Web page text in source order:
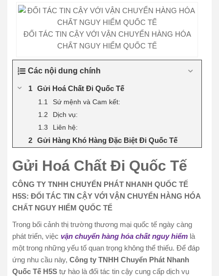
ĐỐI TÁC TIN CẬY VỚI VẬN CHUYỂN HÀNG HÓA
CHẤT NGUY HIỂM QUỐC TẾ
Các nội dung chính
Gửi Hoá Chất Đi Quốc Tế
Sứ mệnh và Cam kết:
Dịch vụ:
Liên hệ:
Gửi Hàng Khó Hàng Đặc Biệt Đi Quốc Tế
Gửi Hoá Chất Đi Quốc Tế
CÔNG TY TNHH CHUYỂN PHÁT NHANH QUỐC TẾ
H5S: ĐỐI TÁC TIN CẬY VỚI VẬN CHUYỂN HÀNG HÓA
CHẤT NGUY HIỂM QUỐC TẾ
Trong bối cảnh thị trường thương mại quốc tế ngày càng
phát triển, việc vận chuyển hàng hóa chất nguy hiểm là
một trong những yếu tố quan trọng không thể thiếu. Để đáp
ứng nhu cầu này, Công ty TNHH Chuyển Phát Nhanh
Quốc Tế H5S tự hào là đối tác tin cậy cung cấp dịch vụ